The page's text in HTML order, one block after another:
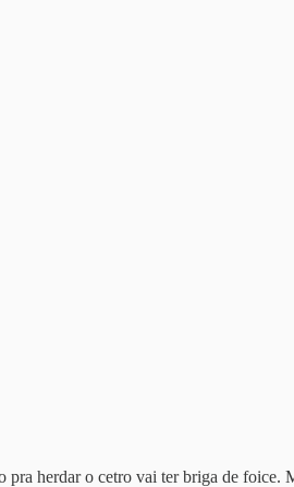
pra herdar o cetro vai ter briga de